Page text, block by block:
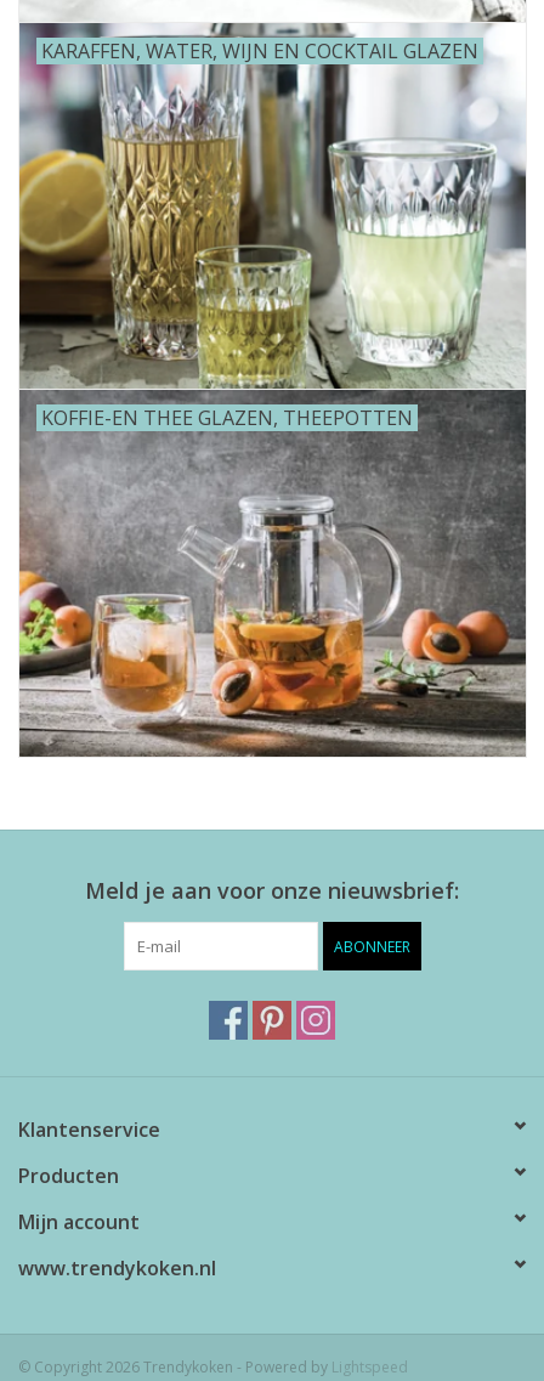
KARAFFEN, WATER, WIJN EN COCKTAIL GLAZEN
KOFFIE-EN THEE GLAZEN, THEEPOTTEN
Meld je aan voor onze nieuwsbrief:
ABONNEER
Klantenservice
Producten
Mijn account
www.trendykoken.nl
© Copyright 2026 Trendykoken - Powered by Lightspeed